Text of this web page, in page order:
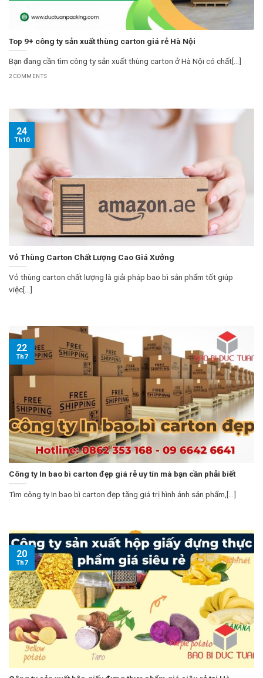
Top 9+ công ty sản xuất thùng carton giá rẻ Hà Nội
Bạn đang cần tìm công ty sản xuất thùng carton ở Hà Nội có chất[...]
2 COMMENTS
Vỏ Thùng Carton Chất Lượng Cao Giá Xưởng
Vỏ thùng carton chất lượng là giải pháp bao bì sản phẩm tốt giúp
việc[...]
24
Th10
Công ty In bao bì carton đẹp giá rẻ uy tín mà bạn cần phải biết
Tìm công ty In bao bì carton đẹp tăng giá trị hình ảnh sản phẩm,[...]
22
Th7
20
Th7